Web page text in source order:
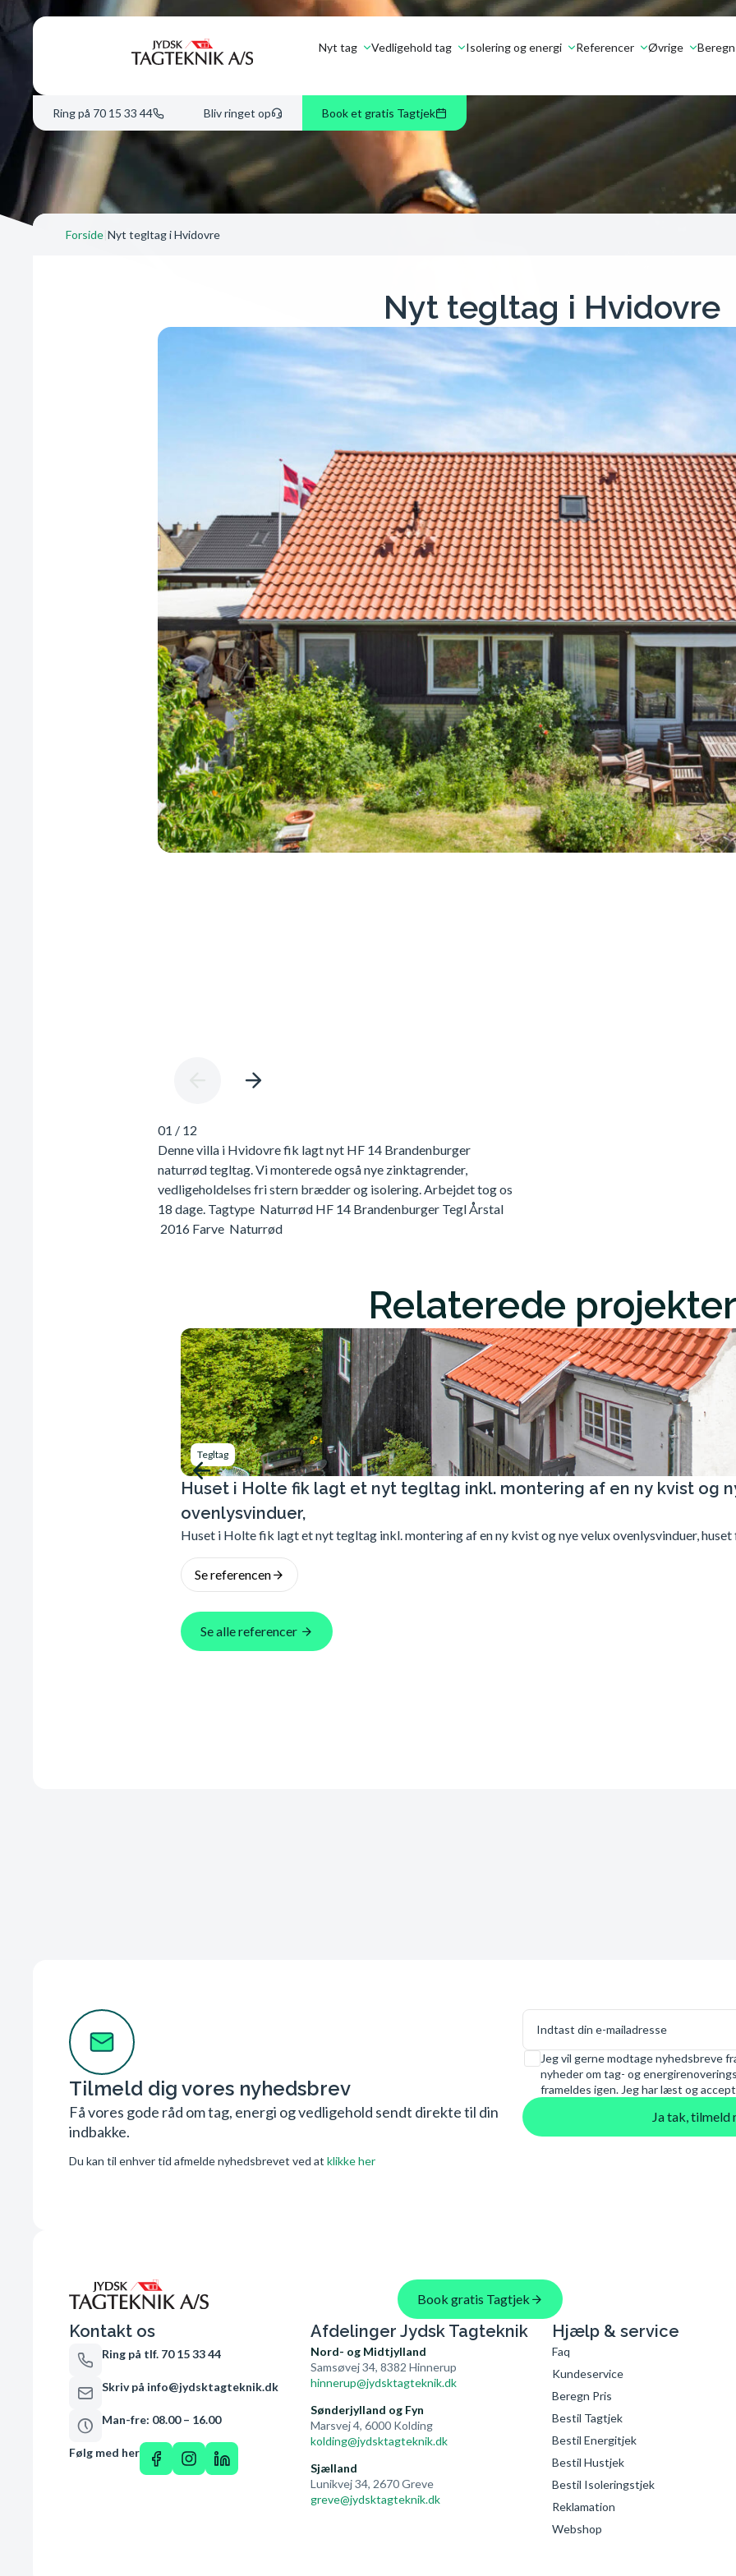
Ring på 70 15 33 44 Bliv ringet op Book et gratis Tagtjek
Nyt tag Vedligehold tag Isolering og energi Referencer Øvrige
Forside Nyt tegltag i Hvidovre
Nyt tegltag i Hvidovre
01 / 12
Denne villa i Hvidovre fik lagt nyt HF 14 Brandenburger
naturrød tegltag. Vi monterede også nye zinktagrender,
vedligeholdelses fri stern brædder og isolering. Arbejdet tog os
18 dage. Tagtype Naturrød HF 14 Brandenburger Tegl Årstal
2016 Farve Naturrød
Relaterede projekter
Tegltag
Huset i Holte fik lagt et nyt tegltag inkl. montering af en ny kvist og
ovenlysvinduer,
Huset i Holte fik lagt et nyt tegltag inkl. montering af en ny kvist og nye velux ovenlysvinduer, huset
Se referencen
Se alle referencer
Tilmeld dig vores nyhedsbrev
Få vores gode råd om tag, energi og vedligehold sendt direkte til din
indbakke.
Du kan til enhver tid afmelde nyhedsbrevet ved at klikke her
E-mail
Samtykke
Jeg vil gerne modtage nyhedsbreve
nyheder om tag- og
frameldes igen. Jeg har læst og
Ja tak, tilmeld
Book gratis Tagtjek
Kontakt os
Ring på tlf. 70 15 33 44
Skriv på info@jydsktagteknik.dk
Man-fre: 08.00 – 16.00
Følg med her
Afdelinger Jydsk Tagteknik
Nord- og Midtjylland
Samsøvej 34, 8382 Hinnerup
hinnerup@jydsktagteknik.dk
Sønderjylland og Fyn
Marsvej 4, 6000 Kolding
kolding@jydsktagteknik.dk
Sjælland
Lunikvej 34, 2670 Greve
greve@jydsktagteknik.dk
Hjælp & service
Faq
Kundeservice
Beregn Pris
Bestil Tagtjek
Bestil Energitjek
Bestil Hustjek
Bestil Isoleringstjek
Reklamation
Webshop